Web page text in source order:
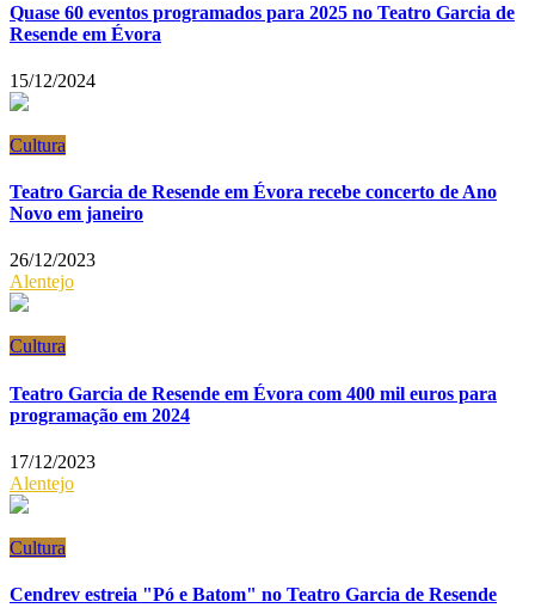
Quase 60 eventos programados para 2025 no Teatro Garcia de
Resende em Évora
15/12/2024
Cultura
Teatro Garcia de Resende em Évora recebe concerto de Ano
Novo em janeiro
26/12/2023
Alentejo
Cultura
Teatro Garcia de Resende em Évora com 400 mil euros para
programação em 2024
17/12/2023
Alentejo
Cultura
Cendrev estreia "Pó e Batom" no Teatro Garcia de Resende